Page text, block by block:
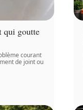
qui goutte
courant
de joint ou